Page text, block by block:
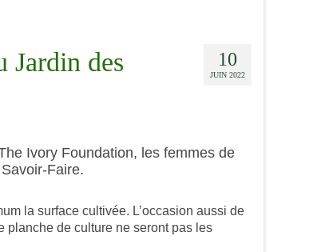
10
JUIN 2022
Jardin des
Ivory Foundation, les femmes de
Faire.
la surface cultivée. L’occasion aussi de
planche de culture ne seront pas les